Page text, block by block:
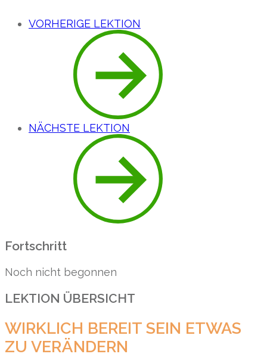
VORHERIGE LEKTION
NÄCHSTE LEKTION
Fortschritt
Noch nicht begonnen
LEKTION ÜBERSICHT
WIRKLICH BEREIT SEIN ETWAS
ZU VERÄNDERN